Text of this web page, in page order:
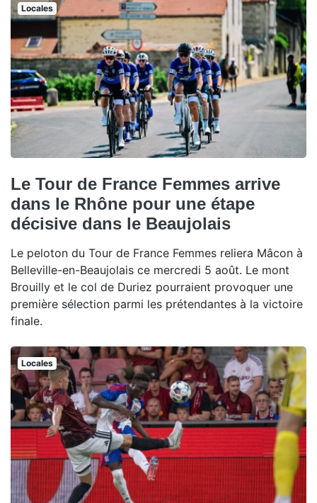
Locales
Le Tour de France Femmes arrive
dans le Rhône pour une étape
décisive dans le Beaujolais
Le peloton du Tour de France Femmes reliera Mâcon à
Belleville-en-Beaujolais ce mercredi 5 août. Le mont
Brouilly et le col de Duriez pourraient provoquer une
première sélection parmi les prétendantes à la victoire
finale.
Locales